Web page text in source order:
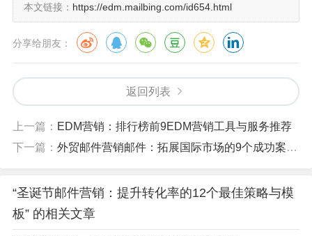
本文链接： https://edm.mailbing.com/id654.html
分享给朋友：
返回列表
上一篇： EDM营销：排行榜前9EDM营销工具与服务推荐
下一篇： 外贸邮件营销邮件：拓展国际市场的9个成功案例分析
“圣诞节邮件营销：提升转化率的12个最佳策略与模
板” 的相关文章